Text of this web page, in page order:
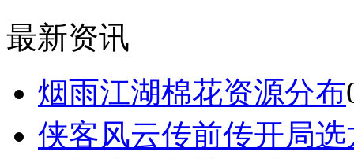
最新资讯
烟雨江湖棉花资源分布
侠客风云传前传开局